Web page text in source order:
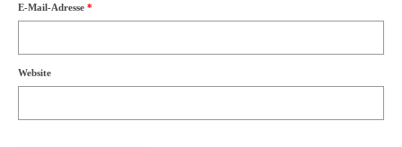
E-Mail-Adresse *
Website